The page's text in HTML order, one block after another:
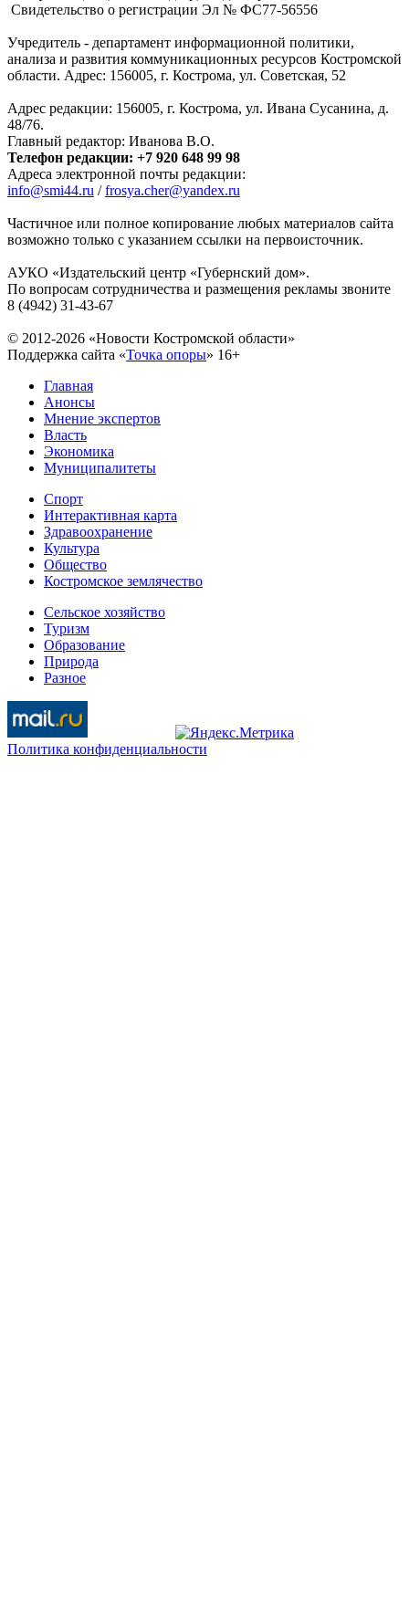
Свидетельство о регистрации Эл № ФC77-56556
Учредитель - департамент информационной политики,
анализа и развития коммуникационных ресурсов Костромской
области. Адрес: 156005, г. Кострома, ул. Советская, 52
Адрес редакции: 156005, г. Кострома, ул. Ивана Сусанина, д.
48/76.
Главный редактор: Иванова В.О.
Телефон редакции: +7 920 648 99 98
Адреса электронной почты редакции:
info@smi44.ru /frosya.cher@yandex.ru
Частичное или полное копирование любых материалов сайта
возможно только с указанием ссылки на первоисточник.
АУКО «Издательский центр «Губернский дом».
По вопросам сотрудничества и размещения рекламы звоните
8 (4942) 31-43-67
© 2012-2026 «Новости Костромской области»
Поддержка сайта «Точка опоры» 16+
Главная
Анонсы
Мнение экспертов
Власть
Экономика
Муниципалитеты
Спорт
Интерактивная карта
Здравоохранение
Культура
Общество
Костромское землячество
Сельское хозяйство
Туризм
Образование
Природа
Разное
Политика конфиденциальности